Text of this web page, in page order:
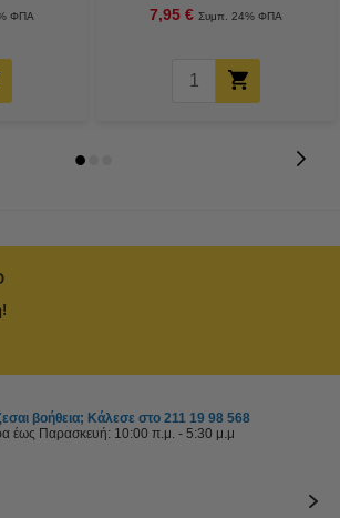
ΦΠΑ 7,95 € Συμπ. 24% ΦΠΑ
βοήθεια; Κάλεσε στο 211 19 98 568
έως Παρασκευή: 10:00 π.μ. - 5:30 μ.μ